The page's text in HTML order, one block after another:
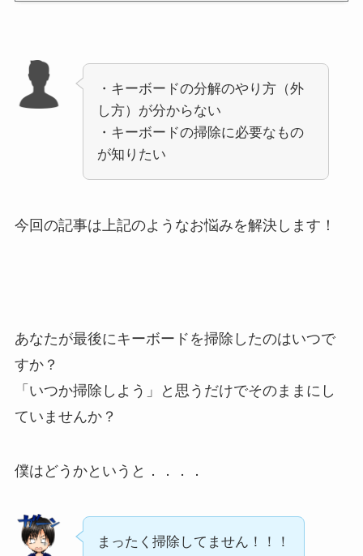
・キーボードの分解のやり方（外
し方）が分からない
・キーボードの掃除に必要なもの
が知りたい
今回の記事は上記のようなお悩みを解決します！
あなたが最後にキーボードを掃除したのはいつで
すか？
「いつか掃除しよう」と思うだけでそのままにし
ていませんか？
僕はどうかというと．．．．
まったく掃除してません！！！